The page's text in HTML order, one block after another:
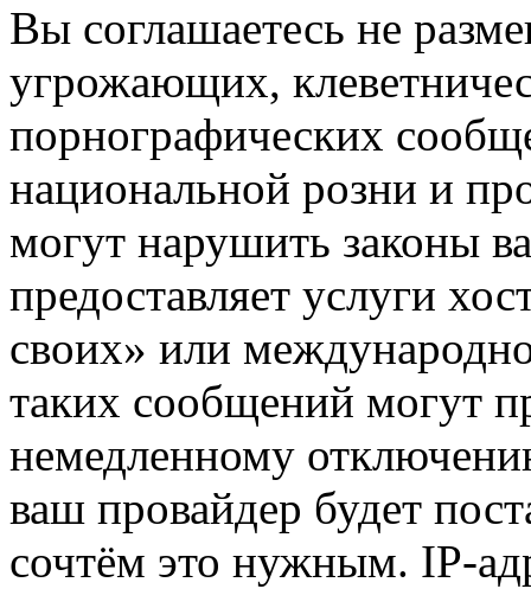
Вы соглашаетесь не
угрожающих,
порнографических
национальной розни и
могут нарушить законы
предоставляет услуги
своих» или
таких сообщений могут
немедленному
ваш провайдер будет
сочтём это нужным. IP-